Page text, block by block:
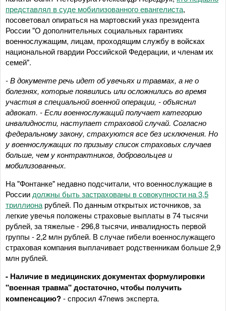
представлял в суде мобилизованного евангелиста,
посоветовал опираться на мартовский указ президента
России "О дополнительных социальных гарантиях
военнослужащим, лицам, проходящим службу в войсках
национальной гвардии Российской Федерации, и членам их
семей".
- В документе речь идет об увечьях и травмах, а не о
болезнях, которые появились или осложнились во время
участия в специальной военной операции, - объяснил
адвокат. - Если военнослужащий получает категорию
инвалидности, наступает страховой случай. Согласно
федеральному закону, страхуются все без исключения. Но
у военнослужащих по призыву список страховых случаев
больше, чем у контрактников, добровольцев и
мобилизованных.
На "Фонтанке" недавно подсчитали, что военнослужащие в
России должны быть застрахованы в совокупности на 3,5
триллиона рублей. По данным открытых источников, за
легкие увечья положены страховые выплаты в 74 тысячи
рублей, за тяжелые - 296,8 тысячи, инвалидность первой
группы - 2,2 млн рублей. В случае гибели военнослужащего
страховая компания выплачивает родственникам больше 2,9
млн рублей.
- Наличие в медицинских документах формулировки
"военная травма" достаточно, чтобы получить
компенсацию?- спросил 47news эксперта.